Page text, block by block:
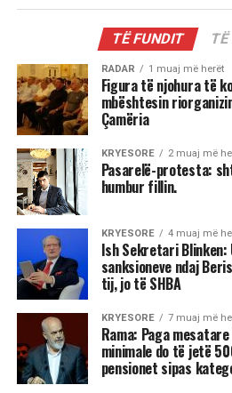
TË FUNDIT
RADAR 1 muaj më herët
Figura të njohura të
mbështesin
Çamëria
KRYESORE 2 muaj më
Pasarelë-protesta:
humbur fillin.
KRYESORE 4 muaj më
Ish Sekretari
sanksioneve ndaj
tij, jo të SHBA
KRYESORE 7 muaj më
Rama: Paga
minimale do të jetë
pensionet sipas